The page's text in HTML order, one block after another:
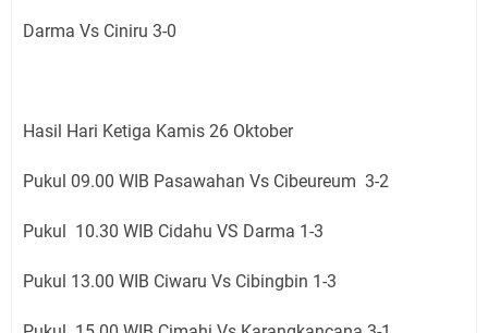
Darma Vs Ciniru 3-0
Hasil Hari Ketiga Kamis 26 Oktober
Pukul 09.00 WIB Pasawahan Vs Cibeureum 3-2
Pukul 10.30 WIB Cidahu VS Darma 1-3
Pukul 13.00 WIB Ciwaru Vs Cibingbin 1-3